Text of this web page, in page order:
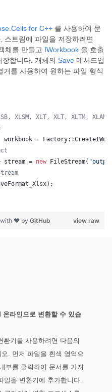
for C++ 를 사용하여 문
스트림에 파일을 저장하려면
체를 만들고 IWorkbook 을 호출
합니다. 개체의 Save 메서드입
거를 사용하여 원하는 파일 형식
XLSM, XLT, XLT, XLTM,
=
stream = new FileStream( "
view raw
with ❤ by GitHub
온라인으로 변환할 수 있습
환기를 사용하려면 다음의
. 먼저 파일을 흰색 영역으
부를 클릭하여 문서를 가져
일을 변환기에 추가합니다.